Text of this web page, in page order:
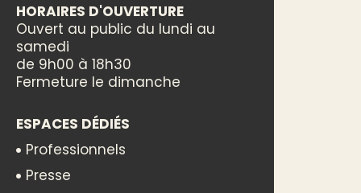
HORAIRES D'OUVERTURE
Ouvert au public du lundi au
samedi
de 9h00 à 18h30
Fermeture le dimanche
ESPACES DÉDIÉS
Professionnels
Presse